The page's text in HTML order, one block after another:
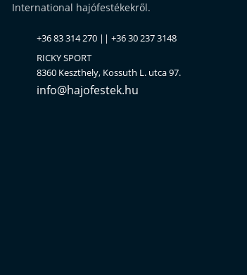
International hajófestékekről.
+36 83 314 270 || +36 30 237 3148
RICKY SPORT
8360 Keszthely, Kossuth L. utca 97.
info@hajofestek.hu